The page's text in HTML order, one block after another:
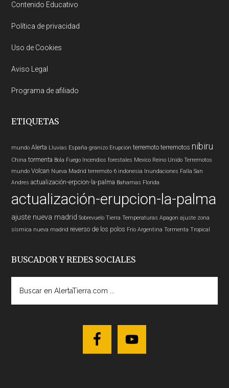
Contenido Educativo
Política de privacidad
Uso de Cookies
Aviso Legal
Programa de afiliado
ETIQUETAS
mundo Alerta Lluvias España granizo Erupción terremoto terremotos nibiru
China tormenta Bola Fuego Incendios forestales Mexico Reino Unido Terremotos
mundo Volcan Nueva Madrid terremoto 6 indonesia Inundaciones Falla San
Andres actualización-erpcion-la-palma Bahamas Florida
actualización-erupcion-la-palma
ajuste nueva madrid Sobrevuelo Tierra Temperaturas Apagon ajuste zona
sísmica nueva madrid reverso de los polos Frío Argentina Tormenta Tropical
BUSCADOR Y REDES SOCIALES
AlertaTierra.com